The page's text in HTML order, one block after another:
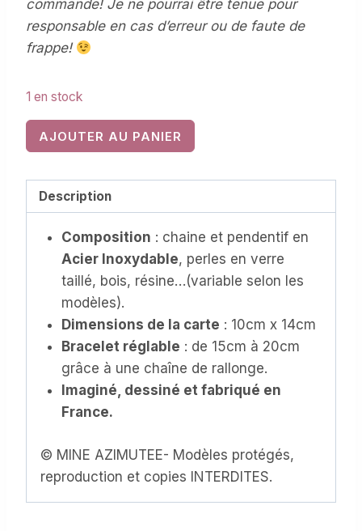
commande! Je ne pourrai être tenue pour
responsable en cas d’erreur ou de faute de
frappe!
1 en stock
quantité
de
en
Acier
Inoxydable,
personnalisée
modifiable
AJOUTER AU PANIER
Description
Composition : chaine et pendentif en
Acier Inoxydable, perles en verre
taillé, bois, résine…(variable selon les
modèles).
Dimensions de la carte : 10cm x 14cm
Bracelet réglable : de 15cm à 20cm
grâce à une chaîne de rallonge.
Imaginé, dessiné et fabriqué en
France.
© MINE AZIMUTEE- Modèles protégés,
reproduction et copies INTERDITES.